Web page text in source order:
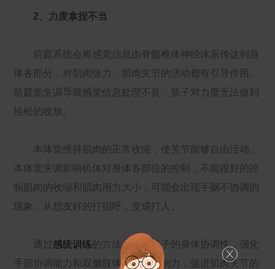
2、力度拿捏不当
前庭系统会将感觉信息由脊髓椎体神经体系传达到身
体各部分，对肌肉张力、肌肉关节的活动都有引导作用。
前庭觉失调导致感觉信息处理不良，孩子对力度无法做到
轻松的收放。
本体觉维持肌肉的正常收缩，使关节能够自由活动。
本体觉失调影响机体对身体各部位的控制，不能很好的控
制肌肉的收缩和肌肉用力大小，可能会出现手脑不协调的
现象，从想友好的打招呼，变成打人。
通过感统训练的方法去改善孩子的身体协调性，强化
手部协调能力和双侧肢体的平衡控制力，促进肌肉关节的